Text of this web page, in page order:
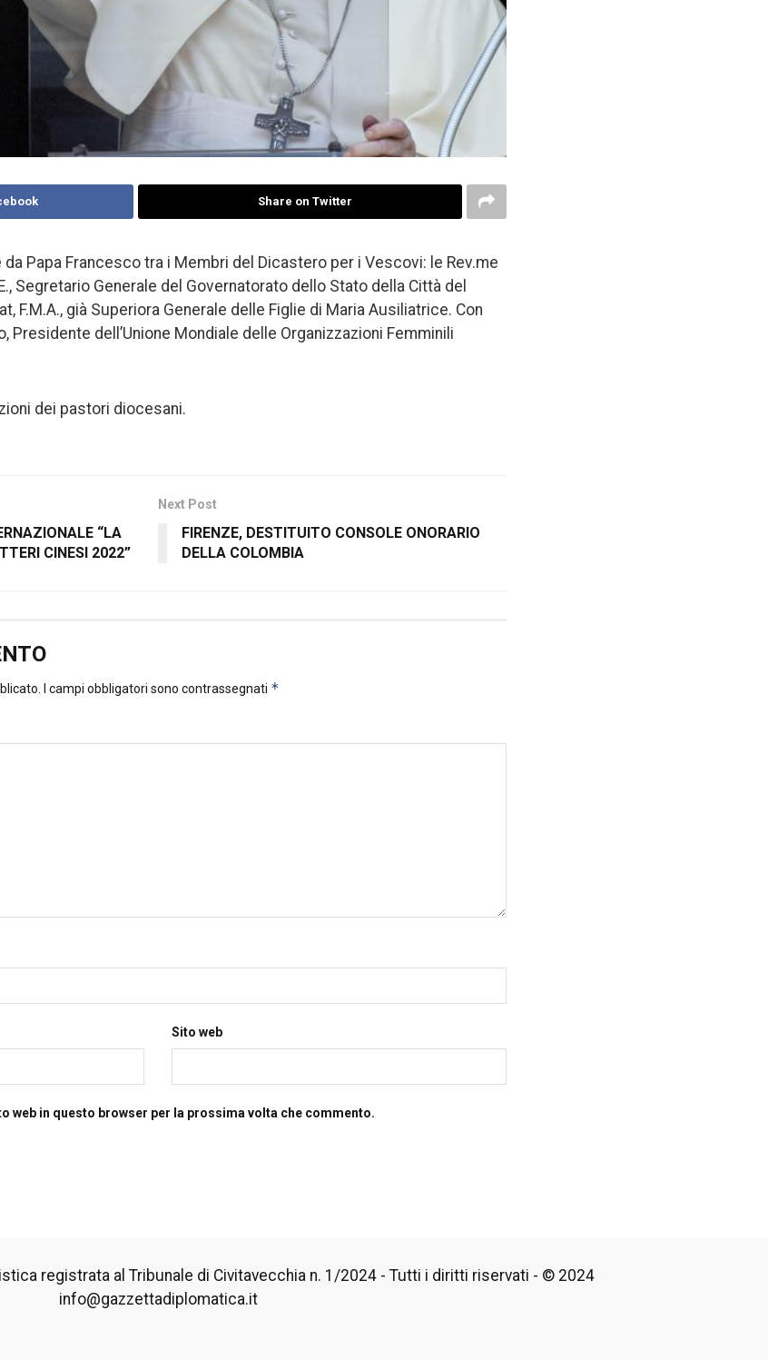
Share on Twitter
Papa Francesco tra i Membri del Dicastero per i Vescovi: le Rev.me
Segretario Generale del Governatorato dello Stato della Città del
F.M.A., già Superiora Generale delle Figlie di Maria Ausiliatrice. Con
Presidente dell’Unione Mondiale delle Organizzazioni Femminili
dei pastori diocesani.
“LA
CINESI 2022”
Next Post
FIRENZE, DESTITUITO CONSOLE ONORARIO
DELLA COLOMBIA
I campi obbligatori sono contrassegnati *
Sito web
web in questo browser per la prossima volta che commento.
registrata al Tribunale di Civitavecchia n. 1/2024 - Tutti i diritti riservati - © 2024
info@gazzettadiplomatica.it